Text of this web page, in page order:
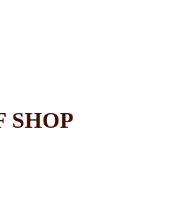
SHOP